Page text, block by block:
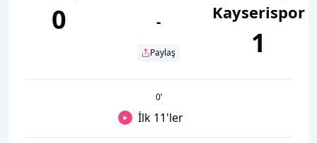
0 -
Paylaş
Kayserispor
1
0’
İlk 11'ler